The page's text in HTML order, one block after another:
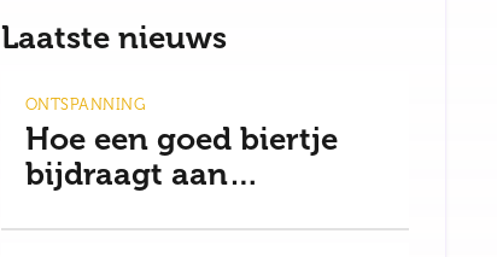
Laatste nieuws
ONTSPANNING
Hoe een goed biertje
bijdraagt aan